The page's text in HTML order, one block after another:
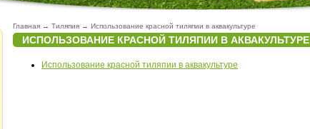
Главная → Тиляпия → Использование красной тиляпии в аквакультуре
ИСПОЛЬЗОВАНИЕ КРАСНОЙ ТИЛЯПИИ В АКВАКУЛЬТУРЕ
Использование красной тиляпии в аквакультуре